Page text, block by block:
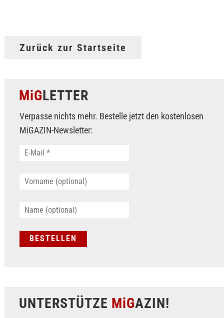
Zurück zur Startseite
MiGLETTER
Verpasse nichts mehr. Bestelle jetzt den kostenlosen
MiGAZIN-Newsletter:
UNTERSTÜTZE MiGAZIN!